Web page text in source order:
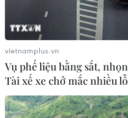
vietnamplus.vn
Vụ phế liệu bằng sắt,
Tài xế xe chở mắc nhiều